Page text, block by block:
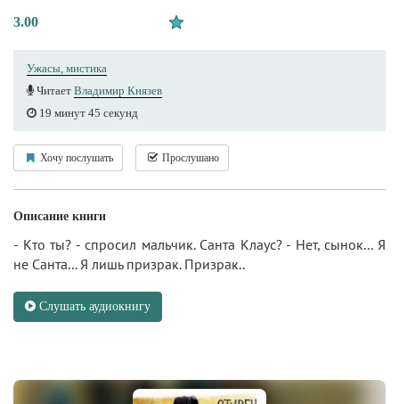
3.00
Ужасы, мистика
Читает Владимир Князев
19 минут 45 секунд
Хочу послушать Прослушано
Описание книги
- Кто ты? - спросил мальчик. Санта Клаус? - Нет, сынок... Я
не Санта... Я лишь призрак. Призрак..
Слушать аудиокнигу